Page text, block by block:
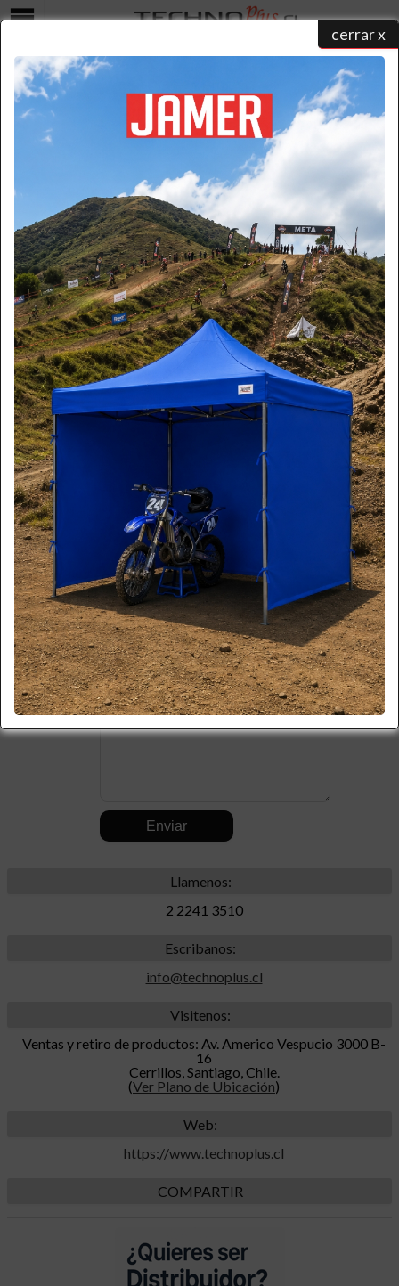
cerrar x
SERVICIO AL CLIENTE
home/ servicio al cliente
Formulario
Por favor ingrese la información necesaria.(* Requerido)
Nombre:
*
Apellido: *
Email: *
Teléfono:
Celular:
Empresa:
Motivo:
N° Factura:
Comentario:
Llamenos:
2 2241 3510
Escribanos:
info@technoplus.cl
Visitenos:
Ventas y retiro de productos: Av. Americo Vespucio 3000 B-
16
Cerrillos, Santiago, Chile.
(Ver Plano de Ubicación)
Web:
https://www.technoplus.cl
COMPARTIR